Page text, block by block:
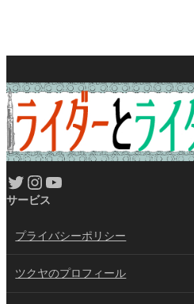
Twitter Instagram YouTube
サービス
プライバシーポリシー
ツクヤのプロフィール